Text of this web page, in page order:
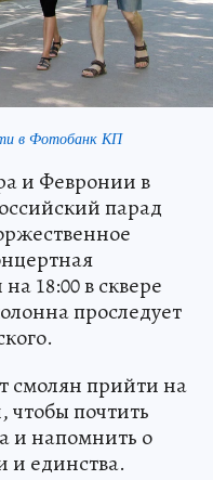
в Фотобанк КП
и Февронии в
парад
18:00 в сквере
проследует
смолян прийти на
почтить
и напомнить о
и единства.